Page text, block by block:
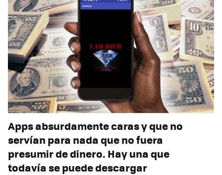
Apps absurdamente caras y que no
servían para nada que no fuera
presumir de dinero. Hay una que
todavía se puede descargar